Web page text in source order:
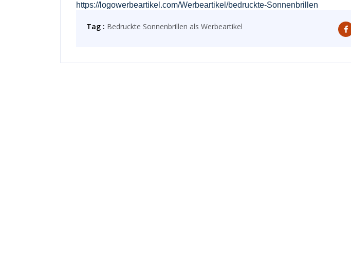
https://logowerbeartikel.com/Werbeartikel/bedruckte-Sonnenbrillen
Tag : Bedruckte Sonnenbrillen als Werbeartikel